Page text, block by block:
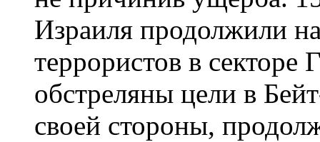
Израиля продолжили
террористов в секторе
обстреляны цели в
своей стороны,